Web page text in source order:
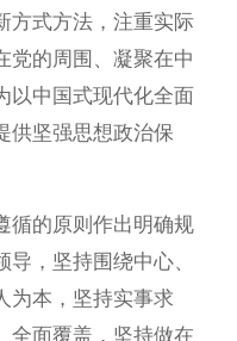
方式方法，注重实际
党的周围、凝聚在中
以中国式现代化全面
供坚强思想政治保
的原则作出明确规
，坚持围绕中心、
为本，坚持实事求
全面覆盖，坚持做在